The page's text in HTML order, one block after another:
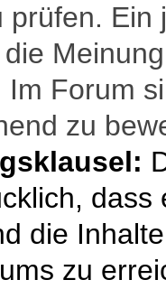
prüfen.
Forum
zu
die
zu